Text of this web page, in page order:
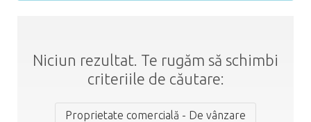
Niciun rezultat. Te rugăm să schimbi
criteriile de căutare:
Proprietate comercială - De vânzare